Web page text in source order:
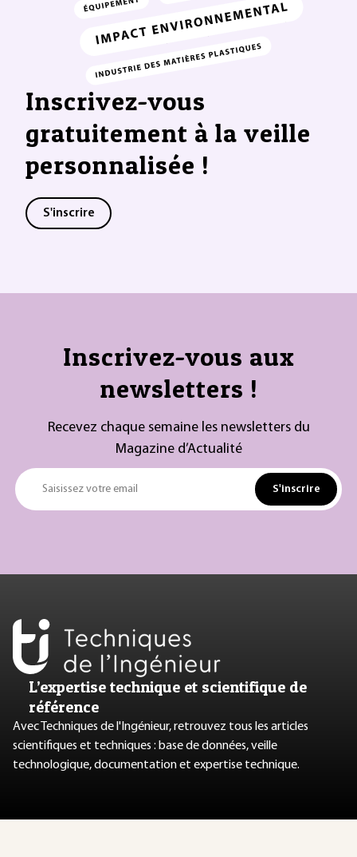
Inscrivez-vous
gratuitement à la veille
personnalisée !
S'inscrire
Inscrivez-vous aux
newsletters !
Recevez chaque semaine les newsletters du
Magazine d’Actualité
Saisissez votre email S'inscrire
L’expertise technique et scientifique de
référence
Avec Techniques de l'Ingénieur, retrouvez tous les articles
scientifiques et techniques : base de données, veille
technologique, documentation et expertise technique.